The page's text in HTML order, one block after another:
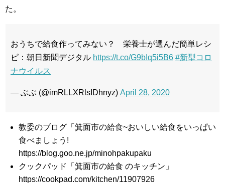
た。
おうちで給食作ってみない？ 栄養士が選んだ簡単レシ
ピ：朝日新聞デジタル https://t.co/G9bIq5i5B6 #新型コロ
ナウイルス
— ぶぶ (@imRLLXRlsIDhnyz) April 28, 2020
教委のブログ「箕面市の給食~おいしい給食をいっぱい
食べましょう!
https://blog.goo.ne.jp/minohpakupaku
クックパッド「箕面市の給食 のキッチン」
https://cookpad.com/kitchen/11907926